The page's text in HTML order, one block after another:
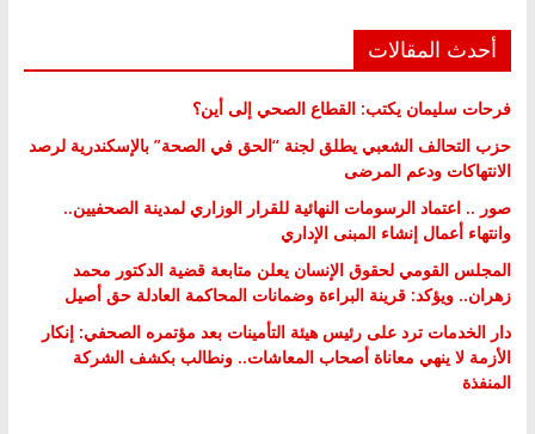
أحدث المقالات
فرحات سليمان يكتب: القطاع الصحي إلى أين؟
حزب التحالف الشعبي يطلق لجنة “الحق في الصحة” بالإسكندرية لرصد
الانتهاكات ودعم المرضى
صور .. اعتماد الرسومات النهائية للقرار الوزاري لمدينة الصحفيين..
وانتهاء أعمال إنشاء المبنى الإداري
المجلس القومي لحقوق الإنسان يعلن متابعة قضية الدكتور محمد
زهران.. ويؤكد: قرينة البراءة وضمانات المحاكمة العادلة حق أصيل
دار الخدمات ترد على رئيس هيئة التأمينات بعد مؤتمره الصحفي: إنكار
الأزمة لا ينهي معاناة أصحاب المعاشات.. ونطالب بكشف الشركة
المنفذة